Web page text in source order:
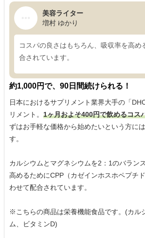
美容ライター
増村 ゆかり
コスパの良さはもちろん、吸収率を高め
合されています。
約1,000円で、90日間続けられる！
日本におけるサプリメント業界大手の「
リメント。 1ヶ月およそ400円で飲めるコス
ずはお手軽な価格から始めたいという方に
す。
カルシウムとマグネシウムを2：1のバラン
高めるためにCPP（カゼインホスホペプチ
わせて配合されています。
※こちらの商品は栄養機能食品です。(カル
ム、ビタミンD)